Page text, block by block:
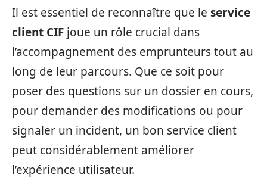
Il est essentiel de reconnaître que le service
client CIF joue un rôle crucial dans
l’accompagnement des emprunteurs tout au
long de leur parcours. Que ce soit pour
poser des questions sur un dossier en cours,
pour demander des modifications ou pour
signaler un incident, un bon service client
peut considérablement améliorer
l’expérience utilisateur.